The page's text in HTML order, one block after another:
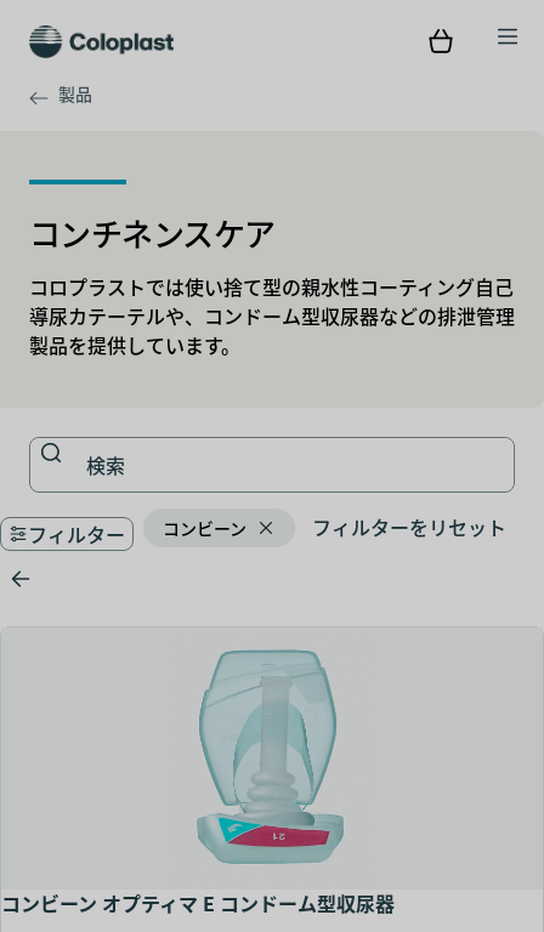
製品
コンチネンスケア
コロプラストでは使い捨て型の親水性コーティング自己
導尿カテーテルや、コンドーム型収尿器などの排泄管理
製品を提供しています。
フィルター コンビーン フィルターをリセット
コンビーン オプティマ E コンドーム型収尿器